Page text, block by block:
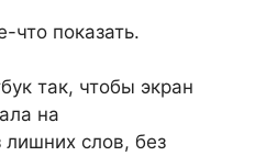
показать.
так, чтобы экран
на
лишних слов, без